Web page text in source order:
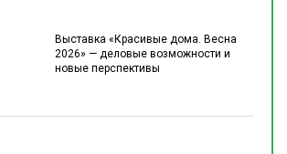
Выставка «Красивые дома. Весна
2026» — деловые возможности и
новые перспективы